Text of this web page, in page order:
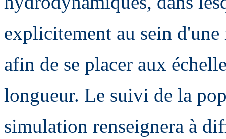
explicitement au sein
afin de se placer aux
longueur. Le suivi de la
simulation renseignera à